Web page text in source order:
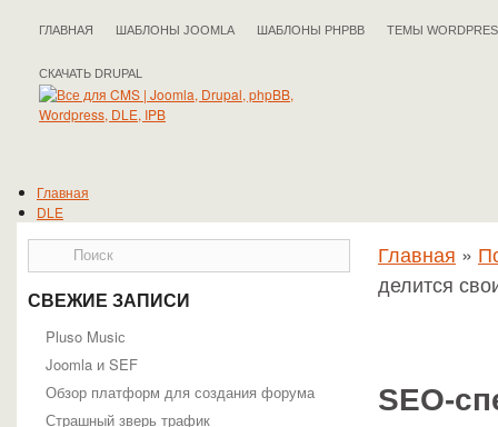
ГЛАВНАЯ ШАБЛОНЫ JOOMLA ШАБЛОНЫ PHPBB ТЕМЫ
СКАЧАТЬ DRUPAL
Главная
DLE
Joomla
phpBB
WordPress
Полезные статьи
СВЕЖИЕ ЗАПИСИ
Pluso Musiс
Joomla и SEF
Обзор платформ для создания форума
Страшный зверь трафик
Главная »
делится
SEO-